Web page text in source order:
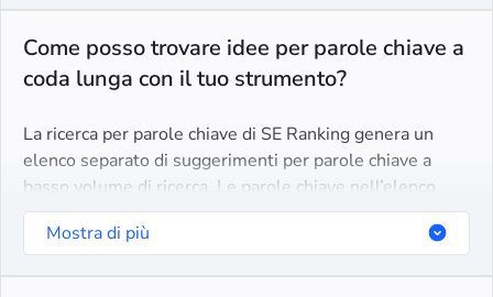
Come posso trovare idee per parole chiave a
coda lunga con il tuo strumento?
La ricerca per parole chiave di SE Ranking genera un
elenco separato di suggerimenti per parole chiave a
basso volume di ricerca. Le parole chiave nell’elenco
sono per lo più a coda lunga. Sono costituiti da più di 3
parole e riflettono intenti di ricerca molto specifici.
Mostra di più